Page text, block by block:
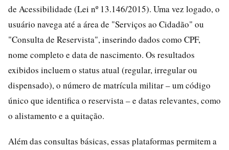
de Acessibilidade (Lei nº 13.146/2015). Uma vez logado, o
usuário navega até a área de "Serviços ao Cidadão" ou
"Consulta de Reservista", inserindo dados como CPF,
nome completo e data de nascimento. Os resultados
exibidos incluem o status atual (regular, irregular ou
dispensado), o número de matrícula militar – um código
único que identifica o reservista – e datas relevantes, como
o alistamento e a quitação.
Além das consultas básicas, essas plataformas permitem a